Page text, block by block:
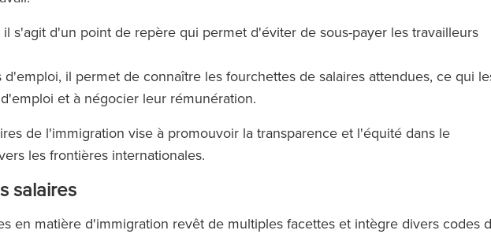
s'agit d'un point de repère qui permet d'éviter de sous-payer les travailleurs
d'emploi, il permet de connaître les fourchettes de salaires attendues, ce qui
et à négocier leur rémunération.
de l'immigration vise à promouvoir la transparence et l'équité dans le
les frontières internationales.
salaires
en matière d'immigration revêt de multiples facettes et intègre divers codes